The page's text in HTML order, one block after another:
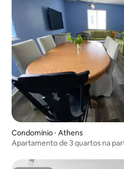
Condomínio ⋅ Athens
Apartamento de 3 quartos na